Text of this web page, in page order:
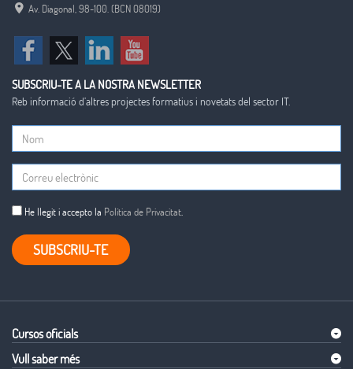
Av. Diagonal, 98-100. (BCN 08019)
SUBSCRIU-TE A LA NOSTRA NEWSLETTER
Reb informació d’altres projectes formatius i novetats del sector IT.
He llegit i accepto la Política de Privacitat.
SUBSCRIU-TE
Cursos oficials
Vull saber més